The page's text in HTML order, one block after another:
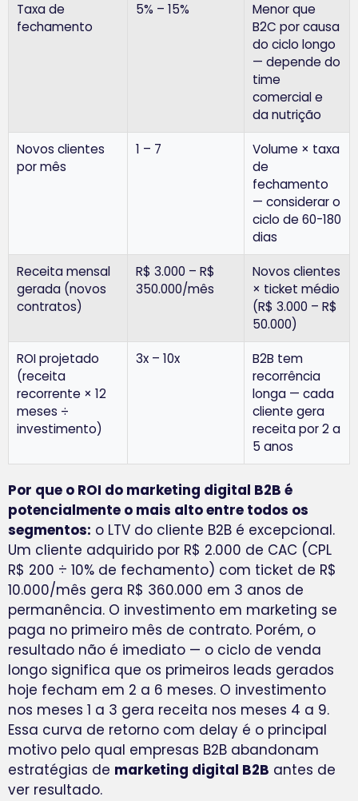
Taxa de
fechamento
5% – 15%
Menor que
B2C por causa
do ciclo longo
— depende do
time
comercial e
da nutrição
Novos clientes
por mês
1 – 7
Volume × taxa
de
fechamento
— considerar o
ciclo de 60-180
dias
Receita mensal
gerada (novos
contratos)
R$ 3.000 – R$
350.000/mês
Novos clientes
× ticket médio
(R$ 3.000 – R$
50.000)
ROI projetado
(receita
recorrente × 12
meses ÷
investimento)
3x – 10x
B2B tem
recorrência
longa — cada
cliente gera
receita por 2 a
5 anos
Por que o ROI do marketing digital B2B é
potencialmente o mais alto entre todos os
segmentos: o LTV do cliente B2B é excepcional.
Um cliente adquirido por R$ 2.000 de CAC (CPL
R$ 200 ÷ 10% de fechamento) com ticket de R$
10.000/mês gera R$ 360.000 em 3 anos de
permanência. O investimento em marketing se
paga no primeiro mês de contrato. Porém, o
resultado não é imediato — o ciclo de venda
longo significa que os primeiros leads gerados
hoje fecham em 2 a 6 meses. O investimento
nos meses 1 a 3 gera receita nos meses 4 a 9.
Essa curva de retorno com delay é o principal
motivo pelo qual empresas B2B abandonam
estratégias de marketing digital B2B antes de
ver resultado.